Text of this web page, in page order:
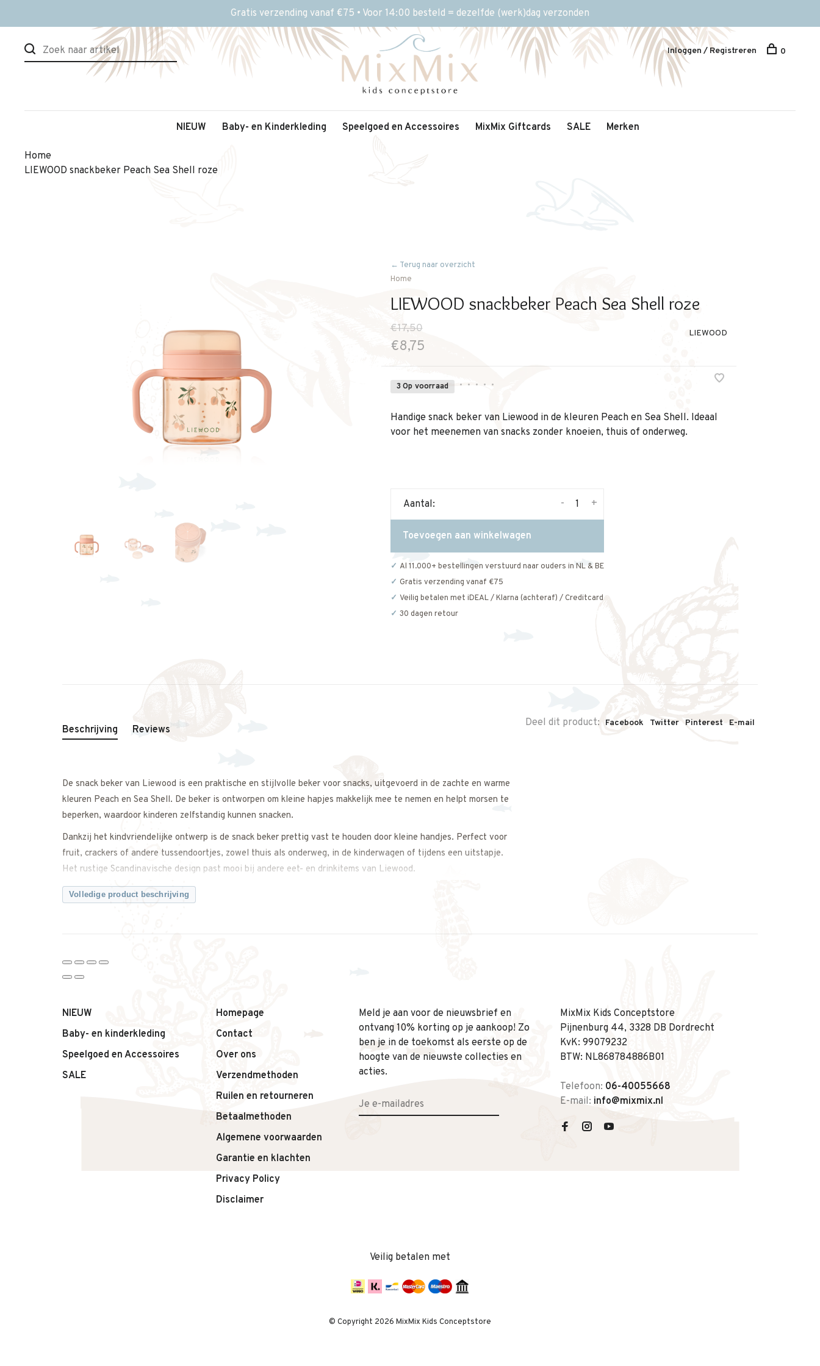
Gratis verzending vanaf €75 • Voor 14:00 besteld = dezelfde (werk)dag verzonden
NIEUW Baby- en Kinderkleding Speelgoed en Accessoires MixMix Giftcards SALE Merken
Inloggen / Registreren 0
Home
LIEWOOD snackbeker Peach Sea Shell roze
← Terug naar overzicht
Home
LIEWOOD snackbeker Peach Sea Shell roze
€17,50
€8,75
LIEWOOD
3 Op voorraad • • • • •
Handige snack beker van Liewood in de kleuren Peach en Sea Shell. Ideaal
voor het meenemen van snacks zonder knoeien, thuis of onderweg.
Aantal: +
-
Toevoegen aan winkelwagen
Al 11.000+ bestellingen verstuurd naar ouders in NL & BE
Gratis verzending vanaf €75
Veilig betalen met iDEAL / Klarna (achteraf) / Creditcard
30 dagen retour
Deel dit product: Facebook Twitter Pinterest E-mail
Beschrijving Reviews
De snack beker van Liewood is een praktische en stijlvolle beker voor snacks, uitgevoerd in de zachte en warme
kleuren Peach en Sea Shell. De beker is ontworpen om kleine hapjes makkelijk mee te nemen en helpt morsen te
beperken, waardoor kinderen zelfstandig kunnen snacken.
Dankzij het kindvriendelijke ontwerp is de snack beker prettig vast te houden door kleine handjes. Perfect voor
fruit, crackers of andere tussendoortjes, zowel thuis als onderweg, in de kinderwagen of tijdens een uitstapje.
Het rustige Scandinavische design past mooi bij andere eet- en drinkitems van Liewood.
Waarom deze snack beker van Liewood een fijne keuze is:
– Snack beker voor zelfstandig snacken
Productdetails:
– Productnaam: Snack beker
– Kleur: Peach / Sea Shell
– Type: Snackbeker
Volledige product beschrijving
NIEUW
Baby- en kinderkleding
Speelgoed en Accessoires
SALE
Homepage
Contact
Over ons
Verzendmethoden
Ruilen en retourneren
Betaalmethoden
Algemene voorwaarden
Garantie en klachten
Privacy Policy
Disclaimer
Meld je aan voor de nieuwsbrief en
ontvang 10% korting op je aankoop! Zo
ben je in de toekomst als eerste op de
hoogte van de nieuwste collecties en
acties.
MixMix Kids Conceptstore
Pijnenburg 44, 3328 DB Dordrecht
KvK: 99079232
BTW: NL868784886B01
Telefoon: 06-40055668
E-mail: info@mixmix.nl
Veilig betalen met
© Copyright 2026 MixMix Kids Conceptstore